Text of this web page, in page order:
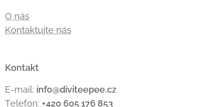
O nás
Kontaktujte nás
Kontakt
E-mail: info@diviteepee.cz
Telefon: +420 605 176 853